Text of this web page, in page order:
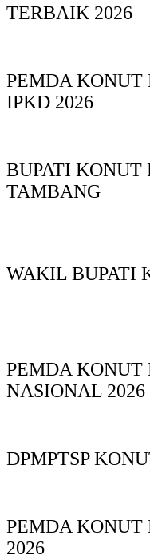
TERBAIK 2026
PEMDA KONUT
IPKD 2026
BUPATI KONUT
TAMBANG
WAKIL BUPATI
PEMDA
NASIONAL 2026
DPMPTSP
PEMDA KONUT
2026